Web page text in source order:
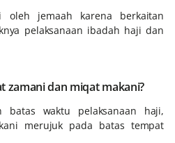
jemaah karena berkaitan
pelaksanaan ibadah haji dan
zamani dan miqat makani?
batas waktu pelaksanaan haji,
merujuk pada batas tempat